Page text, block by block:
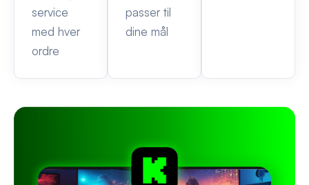
service
med hver
ordre
passer til
dine mål